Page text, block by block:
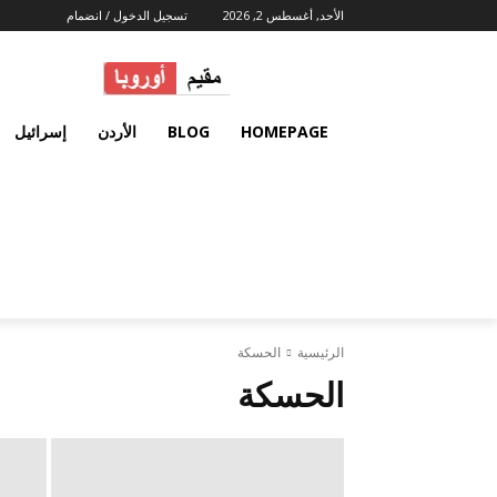
الأحد, أغسطس 2, 2026 تسجيل الدخول / انضمام
HOMEPAGE
BLOG الأردن إسرائيل
الرئيسية الحسكة
الحسكة